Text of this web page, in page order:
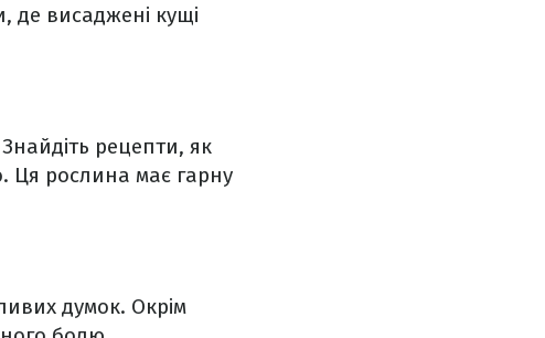
де висаджені кущі
рецепти, як
Ця рослина має гарну
думок. Окрім